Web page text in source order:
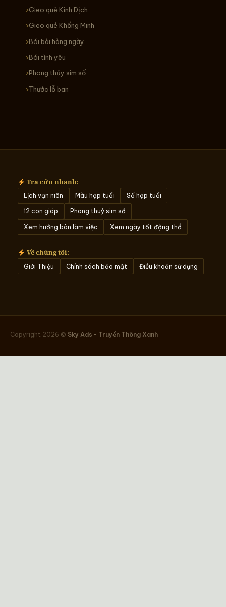
Gieo quẻ Kinh Dịch
Gieo quẻ Khổng Minh
Bói bài hàng ngày
Bói tình yêu
Phong thủy sim số
Thước lỗ ban
Tra cứu nhanh:
Lịch vạn niên Màu hợp tuổi Số hợp tuổi
12 con giáp Phong thuỷ sim số
Xem hướng bàn làm việc Xem ngày tốt động thổ
Về chúng tôi:
Giới Thiệu Chính sách bảo mật Điều khoản sử dụng
Copyright 2026 © Sky Ads - Truyền Thông Xanh